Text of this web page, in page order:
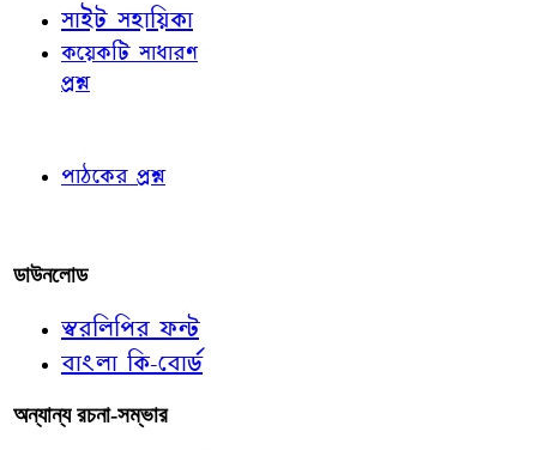
সাইট সহায়িকা
কয়েকটি সাধারণ
প্রশ্ন
পাঠকের প্রশ্ন
ডাউনলোড
স্বরলিপির ফন্ট
বাংলা কি-বোর্ড
অন্যান্য রচনা-সম্ভার